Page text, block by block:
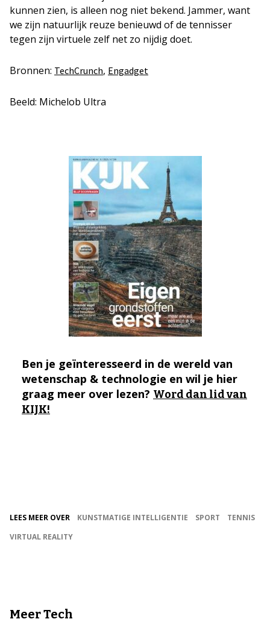
kunnen zien, is alleen nog niet bekend. Jammer, want
we zijn natuurlijk reuze benieuwd of de tennisser
tegen zijn virtuele zelf net zo nijdig doet.
Bronnen: TechCrunch, Engadget
Beeld: Michelob Ultra
Ben je geïnteresseerd in de wereld van
wetenschap & technologie en wil je hier
graag meer over lezen? Word dan lid van
KIJK!
LEES MEER OVER KUNSTMATIGE INTELLIGENTIE SPORT
TENNIS
VIRTUAL REALITY
Meer Tech